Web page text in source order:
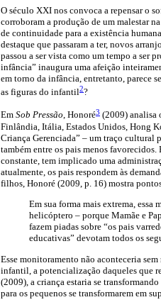
O século XXI nos convoca a repensar o
corroboram a produção de um mal­estar
de continuidade para a existência
destaque que passaram a ter, novos
passou a ser vista como um tempo a ser
infância” inaugura uma afeição
em torno da infância, entretanto, parece
as figuras do infantil2?
Em Sob Pressão, Honoré3 (2009) analisa
Finlândia, Itália, Estados Unidos, Hong
Criança Gerenciada” – um traço cultural
também entre os pais menos
constante, tem implicado uma
atualmente, os pais respondem às
filhos, Honoré (2009, p. 16) mostra
Em sua forma mais extrema, essa
helicóptero – porque Mamãe e
fazem piadas sobre “os pais
educativas” devotam todos os
Esse monitoramento não aconteceria
infantil, a potencialização daqueles que
(2009), a criança estaria se
para os pequenos se transformarem em